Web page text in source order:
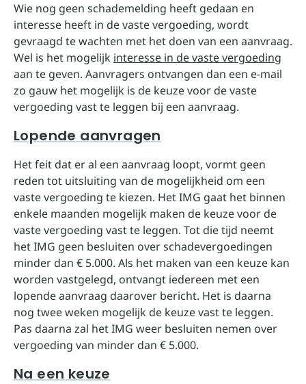
Wie nog geen schademelding heeft gedaan en
interesse heeft in de vaste vergoeding, wordt
gevraagd te wachten met het doen van een aanvraag.
Wel is het mogelijk interesse in de vaste vergoeding
aan te geven. Aanvragers ontvangen dan een e-mail
zo gauw het mogelijk is de keuze voor de vaste
vergoeding vast te leggen bij een aanvraag.
Lopende aanvragen
Het feit dat er al een aanvraag loopt, vormt geen
reden tot uitsluiting van de mogelijkheid om een
vaste vergoeding te kiezen. Het IMG gaat het binnen
enkele maanden mogelijk maken de keuze voor de
vaste vergoeding vast te leggen. Tot die tijd neemt
het IMG geen besluiten over schadevergoedingen
minder dan € 5.000. Als het maken van een keuze kan
worden vastgelegd, ontvangt iedereen met een
lopende aanvraag daarover bericht. Het is daarna
nog twee weken mogelijk de keuze vast te leggen.
Pas daarna zal het IMG weer besluiten nemen over
vergoeding van minder dan € 5.000.
Na een keuze